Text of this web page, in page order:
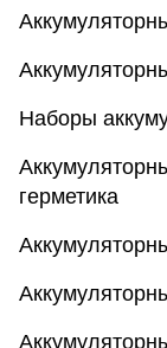
Наборы
герметика